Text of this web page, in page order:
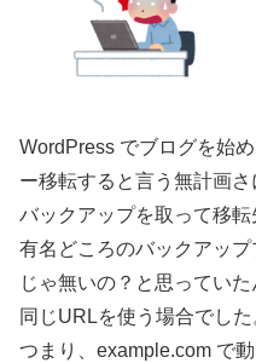
WordPress でブログを始
ー移転すると言う無計画さ
バックアップを取って移
有名どころのバックアッ
じゃ無いの？と思ってい
同じURLを使う場合でした
つまり、example.com で